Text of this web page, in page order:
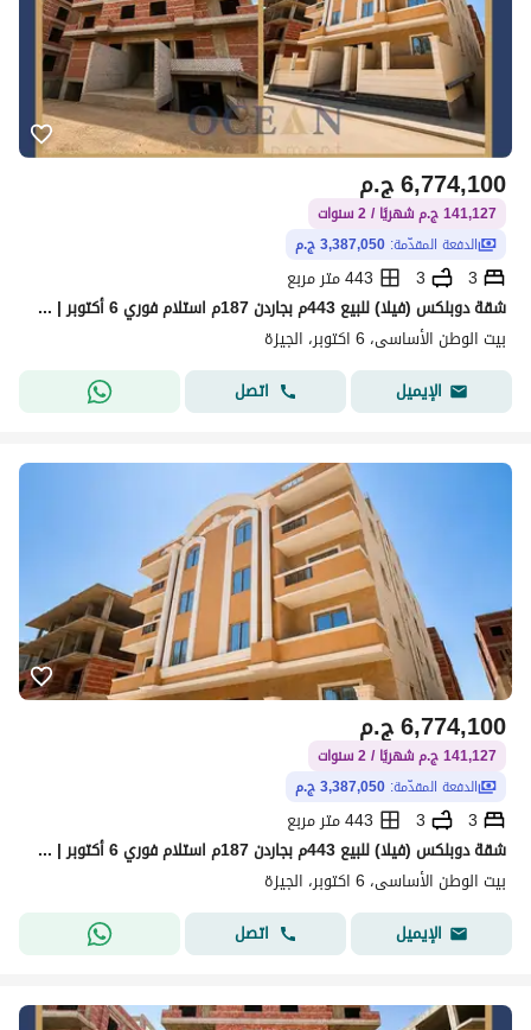
ج.م6,774,100
141,127 ج.م شهريًا / 2 سنوات
الدفعة المقدّمة: 3,387,050 ج.م
3
3
443 متر مربع
شقة دوبلكس (فيلا) للبيع 443م بجاردن 187م استلام فوري 6 أكتوبر | خلف جامعة القاهرة الفرع الدولي
بيت الوطن الأساسى، 6 اكتوبر، الجيزة
الإيميل
اتصل
ج.م6,774,100
141,127 ج.م شهريًا / 2 سنوات
الدفعة المقدّمة: 3,387,050 ج.م
3
3
443 متر مربع
شقة دوبلكس (فيلا) للبيع 443م بجاردن 187م استلام فوري 6 أكتوبر | على بعد خطوات من مطار سفنكس
بيت الوطن الأساسى، 6 اكتوبر، الجيزة
الإيميل
اتصل